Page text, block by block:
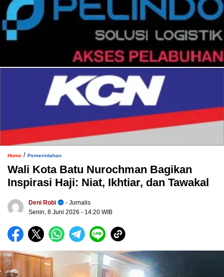
Home / Pemerintahan
Wali Kota Batu Nurochman Bagikan
Inspirasi Haji: Niat, Ikhtiar, dan Tawakal
Deni Robi
- Jurnalis
Senin, 8 Juni 2026 - 14:20 WIB